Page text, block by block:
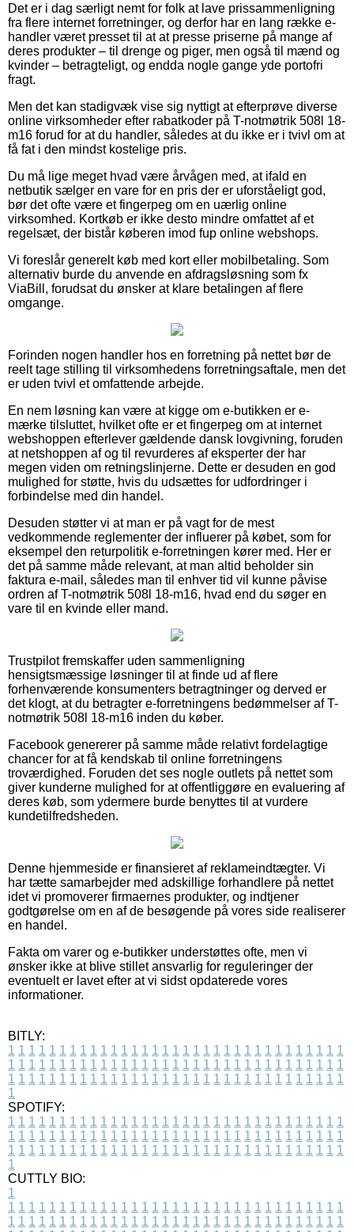
Det er i dag særligt nemt for folk at lave prissammenligning
fra flere internet forretninger, og derfor har en lang række e-
handler været presset til at at presse priserne på mange af
deres produkter – til drenge og piger, men også til mænd og
kvinder – betragteligt, og endda nogle gange yde portofri
fragt.
Men det kan stadigvæk vise sig nyttigt at efterprøve diverse
online virksomheder efter rabatkoder på T-notmøtrik 508l 18-
m16 forud for at du handler, således at du ikke er i tvivl om at
få fat i den mindst kostelige pris.
Du må lige meget hvad være årvågen med, at ifald en
netbutik sælger en vare for en pris der er uforståeligt god,
bør det ofte være et fingerpeg om en uærlig online
virksomhed. Kortkøb er ikke desto mindre omfattet af et
regelsæt, der bistår køberen imod fup online webshops.
Vi foreslår generelt køb med kort eller mobilbetaling. Som
alternativ burde du anvende en afdragsløsning som fx
ViaBill, forudsat du ønsker at klare betalingen af flere
omgange.
Forinden nogen handler hos en forretning på nettet bør de
reelt tage stilling til virksomhedens forretningsaftale, men det
er uden tvivl et omfattende arbejde.
En nem løsning kan være at kigge om e-butikken er e-
mærke tilsluttet, hvilket ofte er et fingerpeg om at internet
webshoppen efterlever gældende dansk lovgivning, foruden
at netshoppen af og til revurderes af eksperter der har
megen viden om retningslinjerne. Dette er desuden en god
mulighed for støtte, hvis du udsættes for udfordringer i
forbindelse med din handel.
Desuden støtter vi at man er på vagt for de mest
vedkommende reglementer der influerer på købet, som for
eksempel den returpolitik e-forretningen kører med. Her er
det på samme måde relevant, at man altid beholder sin
faktura e-mail, således man til enhver tid vil kunne påvise
ordren af T-notmøtrik 508l 18-m16, hvad end du søger en
vare til en kvinde eller mand.
Trustpilot fremskaffer uden sammenligning
hensigtsmæssige løsninger til at finde ud af flere
forhenværende konsumenters betragtninger og derved er
det klogt, at du betragter e-forretningens bedømmelser af T-
notmøtrik 508l 18-m16 inden du køber.
Facebook genererer på samme måde relativt fordelagtige
chancer for at få kendskab til online forretningens
troværdighed. Foruden det ses nogle outlets på nettet som
giver kunderne mulighed for at offentliggøre en evaluering af
deres køb, som ydermere burde benyttes til at vurdere
kundetilfredsheden.
Denne hjemmeside er finansieret af reklameindtægter. Vi
har tætte samarbejder med adskillige forhandlere på nettet
idet vi promoverer firmaernes produkter, og indtjener
godtgørelse om en af de besøgende på vores side realiserer
en handel.
Fakta om varer og e-butikker understøttes ofte, men vi
ønsker ikke at blive stillet ansvarlig for reguleringer der
eventuelt er lavet efter at vi sidst opdaterede vores
informationer.
BITLY:
1 1 1 1 1 1 1 1 1 1 1 1 1 1 1 1 1 1 1 1 1 1 1 1 1 1 1 1 1 1 1 1 1
1 1 1 1 1 1 1 1 1 1 1 1 1 1 1 1 1 1 1 1 1 1 1 1 1 1 1 1 1 1 1 1 1
1 1 1 1 1 1 1 1 1 1 1 1 1 1 1 1 1 1 1 1 1 1 1 1 1 1 1 1 1 1 1 1 1
1
SPOTIFY:
1 1 1 1 1 1 1 1 1 1 1 1 1 1 1 1 1 1 1 1 1 1 1 1 1 1 1 1 1 1 1 1 1
1 1 1 1 1 1 1 1 1 1 1 1 1 1 1 1 1 1 1 1 1 1 1 1 1 1 1 1 1 1 1 1 1
1 1 1 1 1 1 1 1 1 1 1 1 1 1 1 1 1 1 1 1 1 1 1 1 1 1 1 1 1 1 1 1 1
1
CUTTLY BIO:
1
1 1 1 1 1 1 1 1 1 1 1 1 1 1 1 1 1 1 1 1 1 1 1 1 1 1 1 1 1 1 1 1 1
1 1 1 1 1 1 1 1 1 1 1 1 1 1 1 1 1 1 1 1 1 1 1 1 1 1 1 1 1 1 1 1 1